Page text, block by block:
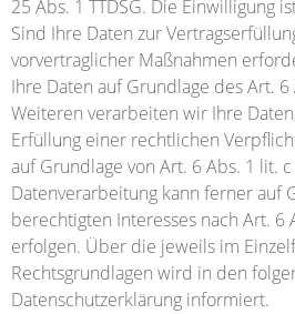
25 Abs. 1 TTDSG. Die Einwilligung
Sind Ihre Daten zur
vorvertraglicher Maßnahmen
Ihre Daten auf Grundlage des Art. 6
Weiteren verarbeiten wir Ihre
Erfüllung einer rechtlichen
auf Grundlage von Art. 6 Abs. 1 lit. c
Datenverarbeitung kann ferner auf
berechtigten Interesses nach Art. 6
erfolgen. Über die jeweils im
Rechtsgrundlagen wird in den
Datenschutzerklärung informiert.